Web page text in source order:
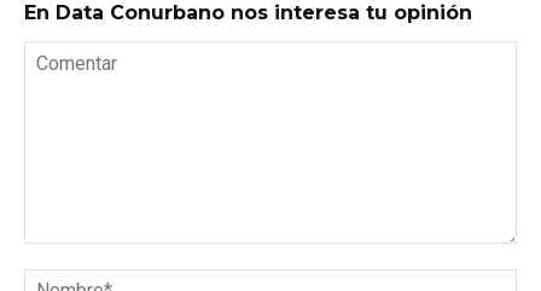
En Data Conurbano nos interesa tu opinión